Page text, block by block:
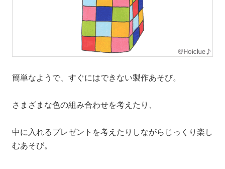
簡単なようで、すぐにはできない製作あそび。
さまざまな色の組み合わせを考えたり、
中に入れるプレゼントを考えたりしながらじっくり楽し
むあそび。